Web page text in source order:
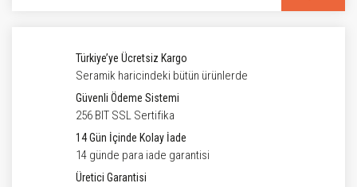
Türkiye’ye Ücretsiz Kargo
Seramik haricindeki bütün ürünlerde
Güvenli Ödeme Sistemi
256 BIT SSL Sertifika
14 Gün İçinde Kolay İade
14 günde para iade garantisi
Üretici Garantisi